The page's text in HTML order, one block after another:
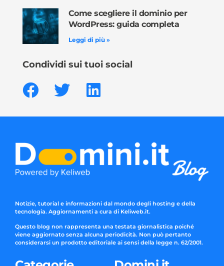
Come scegliere il dominio per
WordPress: guida completa
Leggi di più »
Condividi sui tuoi social
Notizie, tutorial e informazioni dal mondo degli hosting e della
tecnologia. Aggiornamenti a cura di Keliweb.it.
Questo blog non rappresenta una testata giornalistica poiché
viene aggiornato senza alcuna periodicità. Non può pertanto
considerarsi un prodotto editoriale ai sensi della legge n. 62/2001.